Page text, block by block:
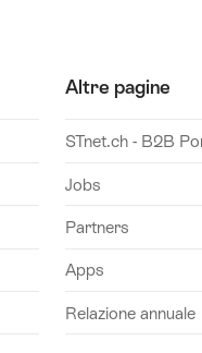
Altre pagine
STnet.ch - B2B
Jobs
Partners
Apps
Relazione annuale